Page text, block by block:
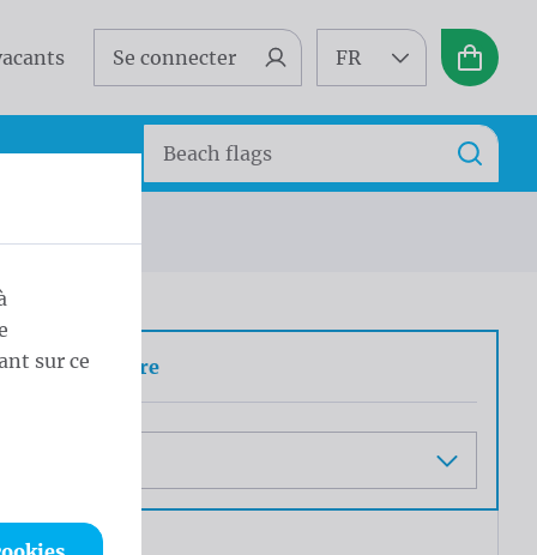
Se connecter FR
Panier
Search
et diamètre
sur ce